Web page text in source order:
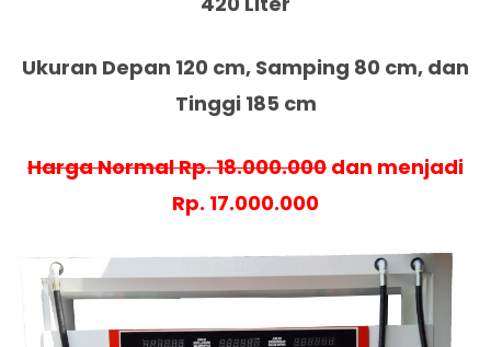
Ukuran Depan 120 cm, Samping 80 cm, dan
Tinggi 185 cm
Harga Normal Rp. 18.000.000 dan menjadi
Rp. 17.000.000